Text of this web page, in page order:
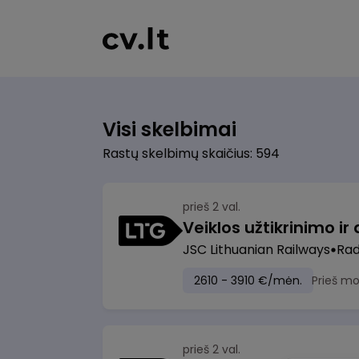
Visi skelbimai
Rastų skelbimų skaičius: 594
prieš 2 val.
JSC Lithuanian Railways
2610 - 3910 €/mėn. Prieš
prieš 2 val.